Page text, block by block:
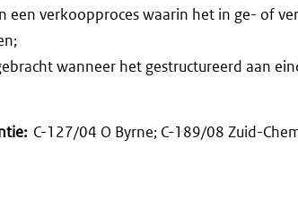
een verkoopproces waarin het in ge- of
wanneer het gestructureerd aan
C-127/04 O Byrne; C-189/08 Zuid-